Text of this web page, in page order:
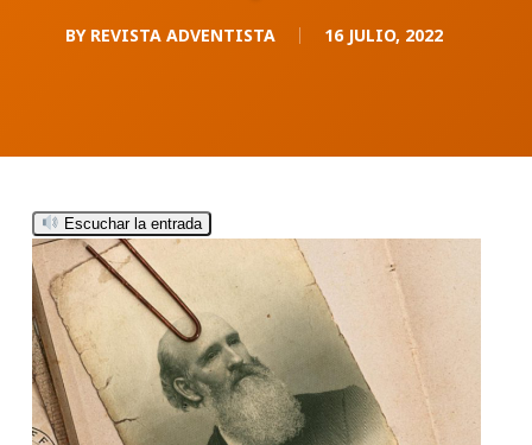
BY REVISTA ADVENTISTA 16 JULIO, 2022
Escuchar la entrada